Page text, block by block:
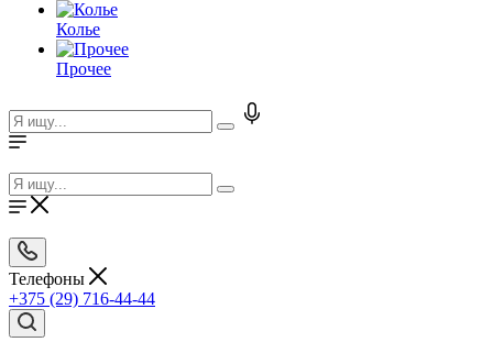
Колье
Прочее
Телефоны
+375 (29) 716-44-44